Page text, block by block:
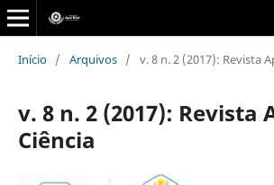
Início / Arquivos / v. 8 n. 2 (2017): Revista
v. 8 n. 2 (2017): Revista
Ciência